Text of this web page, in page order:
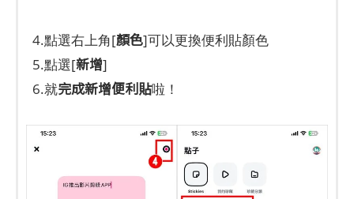
4.點選右上角[顏色]可以更換便利貼顏色
5.點選[新增]
6.就完成新增便利貼啦！